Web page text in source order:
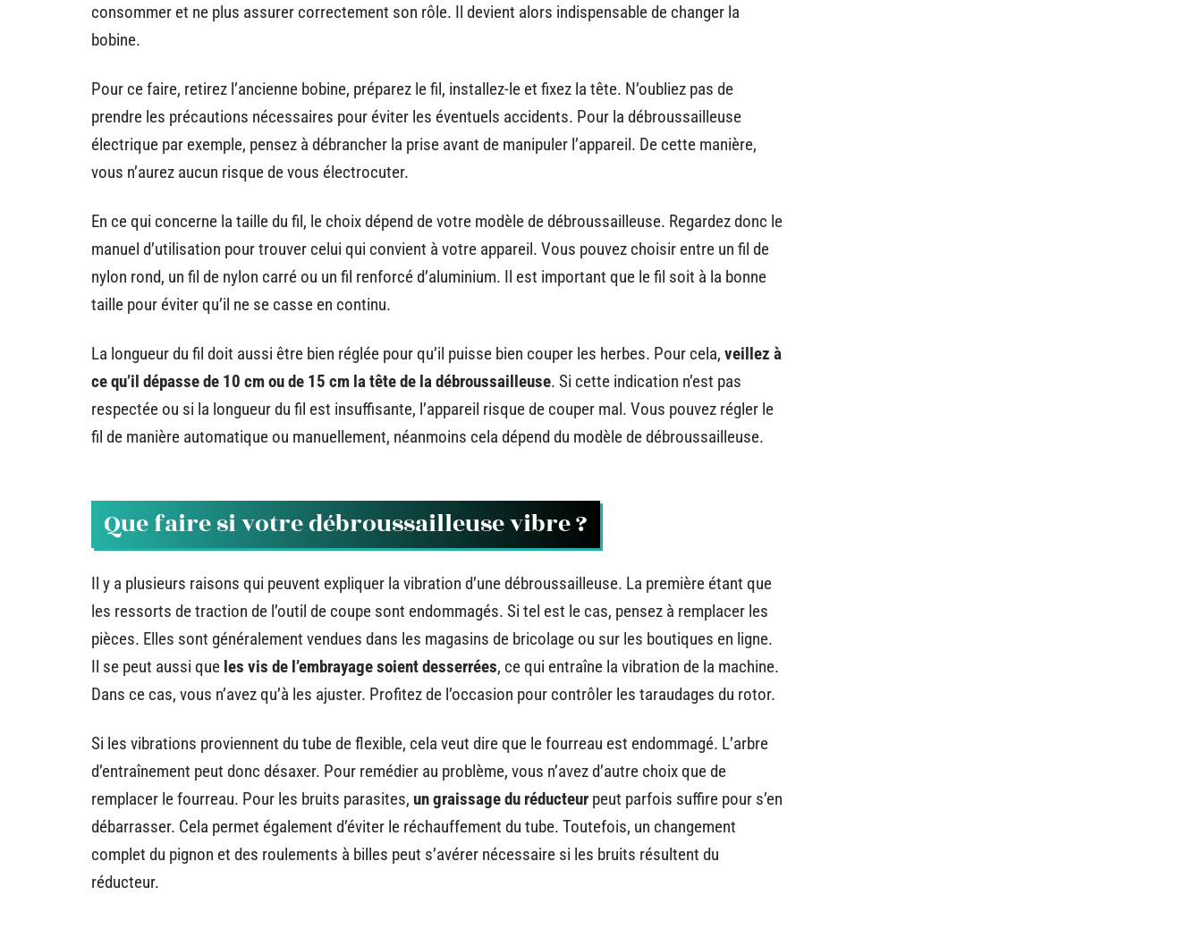
consommer et ne plus assurer correctement son rôle. Il devient alors indispensable de changer la
bobine.
Pour ce faire, retirez l’ancienne bobine, préparez le fil, installez-le et fixez la tête. N’oubliez pas de
prendre les précautions nécessaires pour éviter les éventuels accidents. Pour la débroussailleuse
électrique par exemple, pensez à débrancher la prise avant de manipuler l’appareil. De cette manière,
vous n’aurez aucun risque de vous électrocuter.
En ce qui concerne la taille du fil, le choix dépend de votre modèle de débroussailleuse. Regardez donc le
manuel d’utilisation pour trouver celui qui convient à votre appareil. Vous pouvez choisir entre un fil de
nylon rond, un fil de nylon carré ou un fil renforcé d’aluminium. Il est important que le fil soit à la bonne
taille pour éviter qu’il ne se casse en continu.
La longueur du fil doit aussi être bien réglée pour qu’il puisse bien couper les herbes. Pour cela, veillez à
ce qu’il dépasse de 10 cm ou de 15 cm la tête de la débroussailleuse. Si cette indication n’est pas
respectée ou si la longueur du fil est insuffisante, l’appareil risque de couper mal. Vous pouvez régler le
fil de manière automatique ou manuellement, néanmoins cela dépend du modèle de débroussailleuse.
Que faire si votre débroussailleuse vibre ?
Il y a plusieurs raisons qui peuvent expliquer la vibration d’une débroussailleuse. La première étant que
les ressorts de traction de l’outil de coupe sont endommagés. Si tel est le cas, pensez à remplacer les
pièces. Elles sont généralement vendues dans les magasins de bricolage ou sur les boutiques en ligne.
Il se peut aussi que les vis de l’embrayage soient desserrées, ce qui entraîne la vibration de la machine.
Dans ce cas, vous n’avez qu’à les ajuster. Profitez de l’occasion pour contrôler les taraudages du rotor.
Si les vibrations proviennent du tube de flexible, cela veut dire que le fourreau est endommagé. L’arbre
d’entraînement peut donc désaxer. Pour remédier au problème, vous n’avez d’autre choix que de
remplacer le fourreau. Pour les bruits parasites, un graissage du réducteur peut parfois suffire pour s’en
débarrasser. Cela permet également d’éviter le réchauffement du tube. Toutefois, un changement
complet du pignon et des roulements à billes peut s’avérer nécessaire si les bruits résultent du
réducteur.